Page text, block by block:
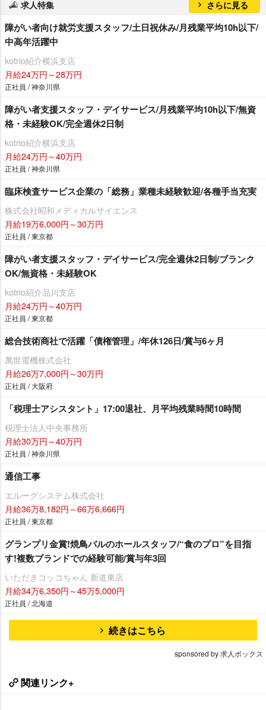
求人特集 さらに見る
障がい者向け就労支援スタッフ/土日祝休み/月残業平均10h以下/
中高年活躍中
kotrio紹介横浜支店
月給24万円～28万円
正社員 / 神奈川県
障がい者支援スタッフ・デイサービス/月残業平均10h以下/無資
格・未経験OK/完全週休2日制
kotrio紹介横浜支店
月給24万円～40万円
正社員 / 神奈川県
臨床検査サービス企業の「総務」業種未経験歓迎/各種手当充実
株式会社昭和メディカルサイエンス
月給19万6,000円～30万円
正社員 / 東京都
障がい者支援スタッフ・デイサービス/完全週休2日制/ブランク
OK/無資格・未経験OK
kotrio紹介品川支店
月給24万円～40万円
正社員 / 東京都
総合技術商社で活躍「債権管理」/年休126日/賞与6ヶ月
萬世電機株式会社
月給26万7,000円～30万円
正社員 / 大阪府
「税理士アシスタント」17:00退社、月平均残業時間10時間
税理士法人中央事務所
月給30万円～40万円
正社員 / 神奈川県
通信工事
エルーグシステム株式会社
月給36万8,182円～66万6,666円
正社員 / 東京都
グランプリ金賞!焼鳥バルのホールスタッフ/“食のプロ”を目指
す!複数ブランドでの経験可能/賞与年3回
いただきコッコちゃん 新道東店
月給34万6,350円～45万5,000円
正社員 / 北海道
続きはこちら
sponsored by 求人ボックス
関連リンク+